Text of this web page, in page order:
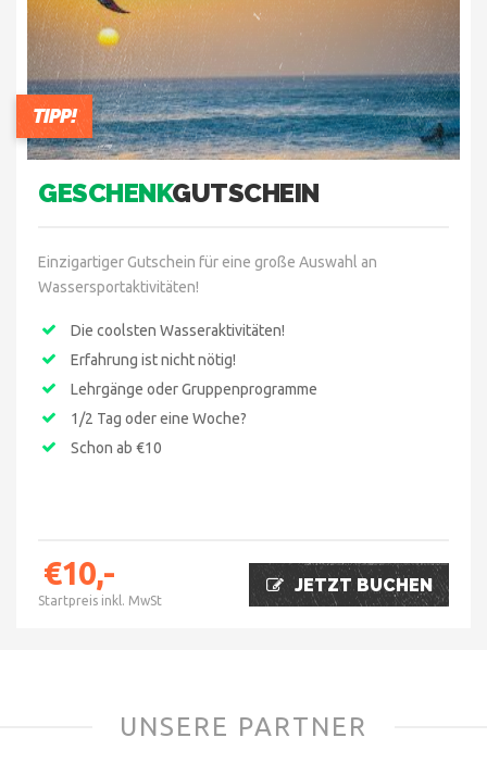
TIPP!
GESCHENKGUTSCHEIN
Einzigartiger Gutschein für eine große Auswahl an
Wassersportaktivitäten!
Die coolsten Wasseraktivitäten!
Erfahrung ist nicht nötig!
Lehrgänge oder Gruppenprogramme
1/2 Tag oder eine Woche?
Schon ab €10
€10,-
Startpreis inkl. MwSt
JETZT BUCHEN
UNSERE PARTNER